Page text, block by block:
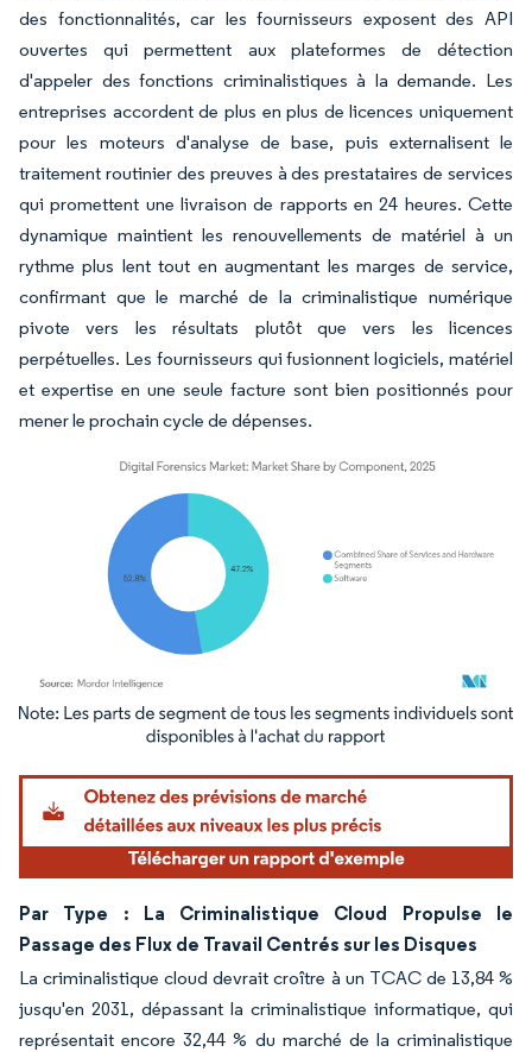
des fonctionnalités, car les fournisseurs exposent des API
ouvertes qui permettent aux plateformes de détection
d'appeler des fonctions criminalistiques à la demande. Les
entreprises accordent de plus en plus de licences uniquement
pour les moteurs d'analyse de base, puis externalisent le
traitement routinier des preuves à des prestataires de services
qui promettent une livraison de rapports en 24 heures. Cette
dynamique maintient les renouvellements de matériel à un
rythme plus lent tout en augmentant les marges de service,
confirmant que le marché de la criminalistique numérique
pivote vers les résultats plutôt que vers les licences
perpétuelles. Les fournisseurs qui fusionnent logiciels, matériel
et expertise en une seule facture sont bien positionnés pour
mener le prochain cycle de dépenses.
Image © Mordor Intelligence. La réutilisation nécessite une attribution sous CC BY
Par Type : La Criminalistique Cloud Propulse le
Passage des Flux de Travail Centrés sur les Disques
La criminalistique cloud devrait croître à un TCAC de 13,84 %
jusqu'en 2031, dépassant la criminalistique informatique, qui
représentait encore 32,44 % du marché de la criminalistique